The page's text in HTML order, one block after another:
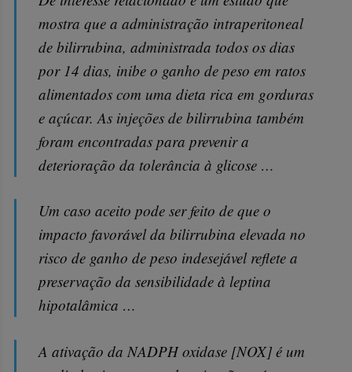
mostra que a administração intraperitoneal
de bilirrubina, administrada todos os dias
por 14 dias, inibe o ganho de peso em ratos
alimentados com uma dieta rica em gorduras
e açúcar. As injeções de bilirrubina também
foram encontradas para prevenir a
deterioração da tolerância à glicose …
Um caso aceito pode ser feito de que o
impacto favorável da bilirrubina elevada no
risco de ganho de peso indesejável reflete a
preservação da sensibilidade à leptina
hipotalâmica …
A ativação da NADPH oxidase [NOX] é um